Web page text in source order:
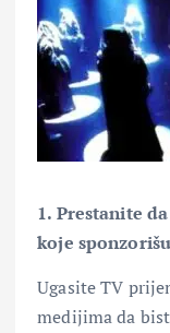
1. Prestanite
koje
Ugasite TV
medijima da